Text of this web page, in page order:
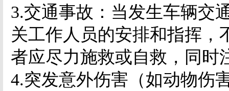
3.交通事故：当发生车辆交
关工作人员的安排和指挥，
者应尽力施救或自救，同时
4.突发意外伤害（如动物伤